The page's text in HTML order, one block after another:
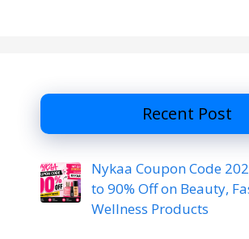
Recent Post
Nykaa Coupon Code
to 90% Off on Beauty,
Wellness Products